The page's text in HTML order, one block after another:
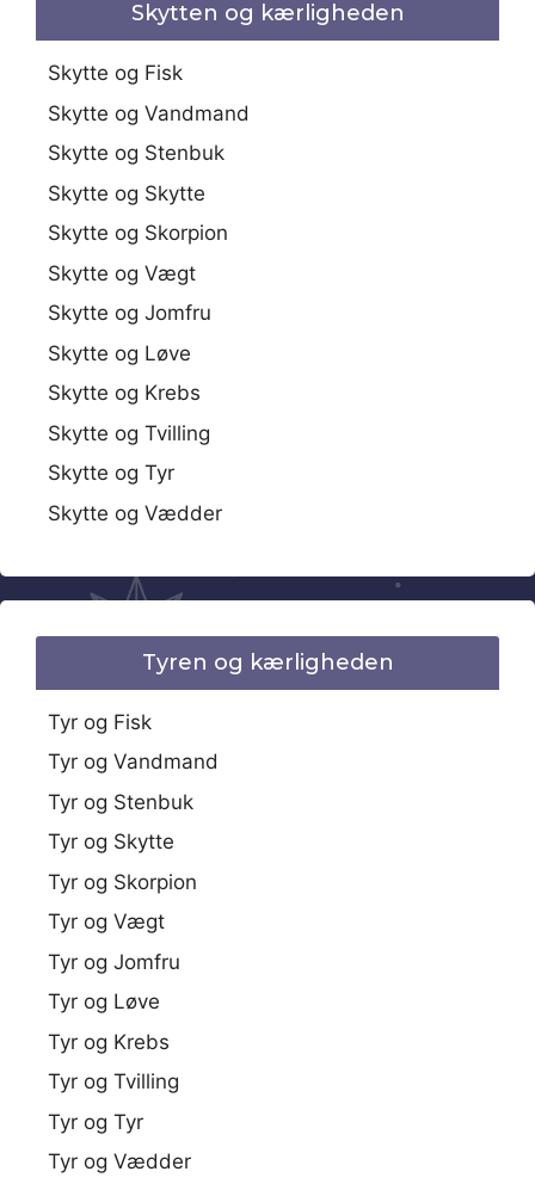
Skytten og kærligheden
Skytte og Fisk
Skytte og Vandmand
Skytte og Stenbuk
Skytte og Skytte
Skytte og Skorpion
Skytte og Vægt
Skytte og Jomfru
Skytte og Løve
Skytte og Krebs
Skytte og Tvilling
Skytte og Tyr
Skytte og Vædder
Tyren og kærligheden
Tyr og Fisk
Tyr og Vandmand
Tyr og Stenbuk
Tyr og Skytte
Tyr og Skorpion
Tyr og Vægt
Tyr og Jomfru
Tyr og Løve
Tyr og Krebs
Tyr og Tvilling
Tyr og Tyr
Tyr og Vædder